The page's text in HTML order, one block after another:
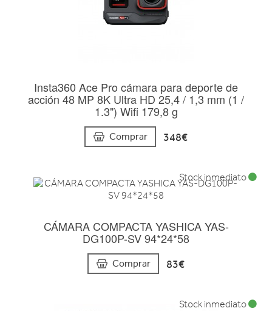
Insta360 Ace Pro cámara para deporte de
acción 48 MP 8K Ultra HD 25,4 / 1,3 mm (1 /
1.3") Wifi 179,8 g
Comprar 348€
CÁMARA COMPACTA YASHICA YAS-
DG100P-SV 94*24*58
Comprar 83€
Stock inmediato
Stock inmediato